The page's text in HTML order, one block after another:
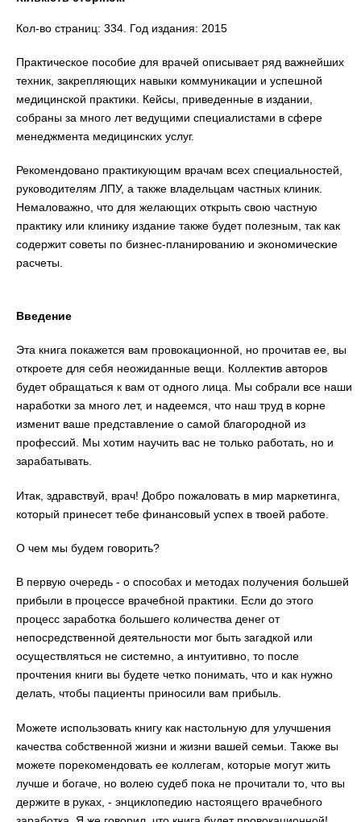
Кол-во страниц: 334. Год издания: 2015
Практическое пособие для врачей описывает ряд важнейших
техник, закрепляющих навыки коммуникации и успешной
медицинской практики. Кейсы, приведенные в издании,
собраны за много лет ведущими специалистами в сфере
менеджмента медицинских услуг.
Рекомендовано практикующим врачам всех специальностей,
руководителям ЛПУ, а также владельцам частных клиник.
Немаловажно, что для желающих открыть свою частную
практику или клинику издание также будет полезным, так как
содержит советы по бизнес-планированию и экономические
расчеты.
Введение
Эта книга покажется вам провокационной, но прочитав ее, вы
откроете для себя неожиданные вещи. Коллектив авторов
будет обращаться к вам от одного лица. Мы собрали все наши
наработки за много лет, и надеемся, что наш труд в корне
изменит ваше представление о самой благородной из
профессий. Мы хотим научить вас не только работать, но и
зарабатывать.
Итак, здравствуй, врач! Добро пожаловать в мир маркетинга,
который принесет тебе финансовый успех в твоей работе.
О чем мы будем говорить?
В первую очередь - о способах и методах получения большей
прибыли в процессе врачебной практики. Если до этого
процесс заработка большего количества денег от
непосредственной деятельности мог быть загадкой или
осуществляться не системно, а интуитивно, то после
прочтения книги вы будете четко понимать, что и как нужно
делать, чтобы пациенты приносили вам прибыль.
Можете использовать книгу как настольную для улучшения
качества собственной жизни и жизни вашей семьи. Также вы
можете порекомендовать ее коллегам, которые могут жить
лучше и богаче, но волею судеб пока не прочитали то, что вы
держите в руках, - энциклопедию настоящего врачебного